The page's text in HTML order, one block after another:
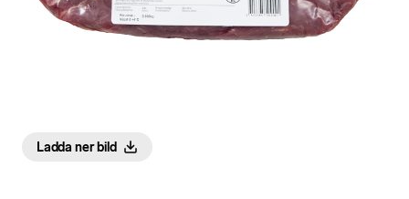
Ladda ner bild